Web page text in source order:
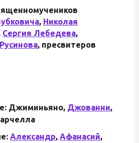
, Николая
Сергия Лебедева,
, пресвитеров
Джиминьяно, Джованни,
Александр, Афанасий,